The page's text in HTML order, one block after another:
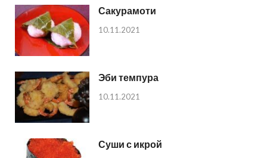
Сакурамоти
10.11.2021
Эби темпура
10.11.2021
Суши с икрой